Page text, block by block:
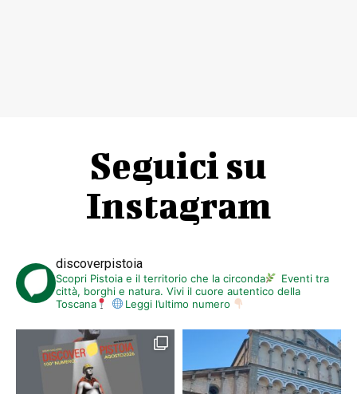
Seguici su
Instagram
discoverpistoia
Scopri Pistoia e il territorio che la circonda
Eventi tra
città, borghi e natura. Vivi il cuore autentico della
Toscana
Leggi l’ultimo numero